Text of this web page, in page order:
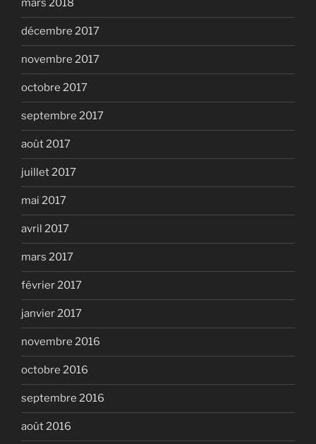
mars 2018
décembre 2017
novembre 2017
octobre 2017
septembre 2017
août 2017
juillet 2017
mai 2017
avril 2017
mars 2017
février 2017
janvier 2017
novembre 2016
octobre 2016
septembre 2016
août 2016